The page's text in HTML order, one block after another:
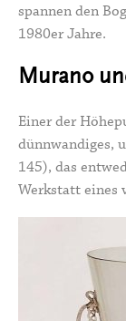
spannen den
1980er Jahre.
Murano
Einer der
dünnwandiges,
145), das
Werkstatt eines